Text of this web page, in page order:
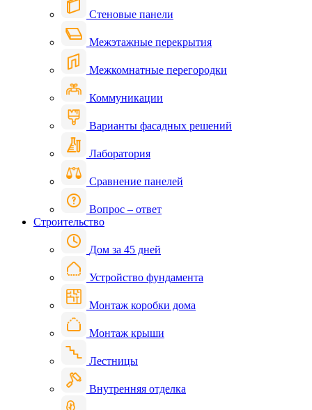
Стеновые панели
Межэтажные перекрытия
Межкомнатные перегородки
Коммуникации
Варианты фасадных решений
Лаборатория
Сравнение панелей
Вопрос – ответ
Строительство
Дом за 45 дней
Устройство фундамента
Монтаж коробки дома
Монтаж крыши
Лестницы
Внутренняя отделка